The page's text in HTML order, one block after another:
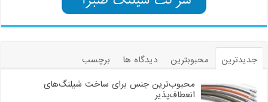
جدیدترین محبوبترین دیدگاه ها
برچسب
محبوب‌ترین جنس برای ساخت شیلنگ‌های
انعطاف‌پذیر